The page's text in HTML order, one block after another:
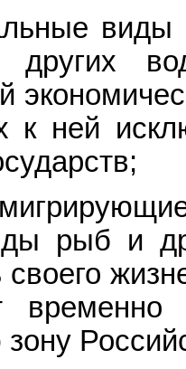
к ней
рыб и